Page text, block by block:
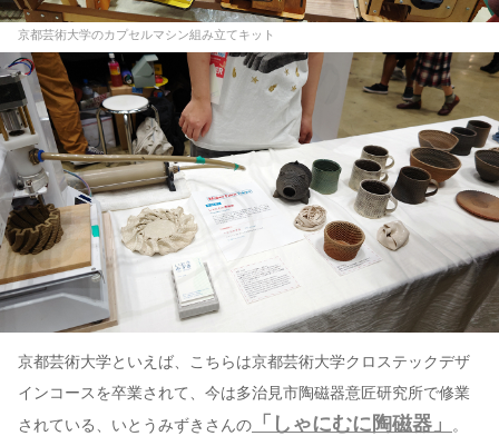
京都芸術大学のカプセルマシン組み立てキット
京都芸術大学といえば、こちらは京都芸術大学クロステックデザ
インコースを卒業されて、今は多治見市陶磁器意匠研究所で修業
されている、いとうみずきさんの
「しゃにむに陶磁器」 。